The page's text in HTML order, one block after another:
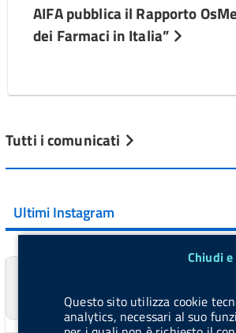
AIFA pubblica il Rapporto
dei Farmaci in Italia”
Tutti i comunicati
Ultimi Instagram
#AIFA pubblica il Rapporto
Vai al post →
Chiudi
Questo sito utilizza cookie
analytics, necessari al suo